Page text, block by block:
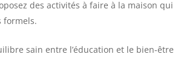
des activités à faire à la maison
formels.
sain entre l’éducation et le bien-